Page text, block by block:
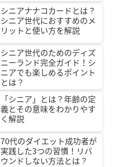
シニアナナコカードとは？
シニア世代におすすめのメ
リットと使い方を解説
シニア世代のためのディズ
ニーランド完全ガイド！シ
ニアでも楽しめるポイント
とは？
「シニア」とは？年齢の定
義とその意味をわかりやす
く解説
70代のダイエット成功者が
実践した3つの習慣！リバ
ウンドしない方法とは？